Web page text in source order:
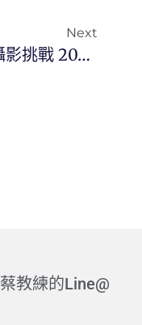
Next
365攝影挑戰 20260324(二)083/365 Day3736
蔡教練的Line@